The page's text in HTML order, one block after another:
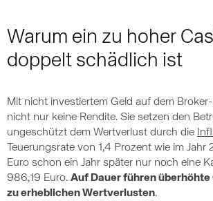
Warum ein zu hoher
doppelt schädlich ist
Mit nicht investiertem Geld auf dem
nicht nur keine Rendite. Sie setzen den
ungeschützt dem Wertverlust durch die
Teuerungsrate von 1,4 Prozent wie im Jahr
Euro schon ein Jahr später nur noch eine
986,19 Euro. Auf Dauer führen
zu erheblichen Wertverlusten.